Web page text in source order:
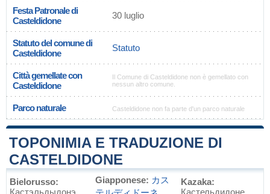
Festa Patronale di
Casteldidone
30 luglio
Statuto del comune di
Casteldidone
Statuto
Città gemellate con
Casteldidone
Il Comune di Casteldidone non è gemellato con
nessun altro comune.
Parco naturale Casteldidone non fa parte d'un parco naturale
TOPONIMIA E TRADUZIONE DI
CASTELDIDONE
Bielorusso:
Кастэльдыдонэ
Giapponese: カス
Kazaka:
Кастельдидоне